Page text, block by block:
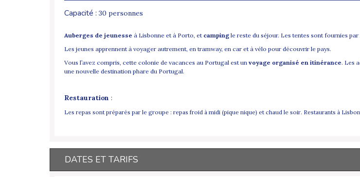
Capacité : 30 personnes
Auberges de jeunesse à Lisbonne et à Porto, et camping le reste du séjour. Les tentes sont fournies
Les jeunes apprennent à voyager autrement, en tramway, en car et à vélo pour découvrir le pays.
Vous l’avez compris, cette colonie de vacances au Portugal est un voyage organisé en itinérance. Les
une nouvelle destination phare du Portugal.
Restauration :
Les repas sont préparés par le groupe : repas froid à midi (pique nique) et chaud le soir. Restaurants à
DATES ET TARIFS